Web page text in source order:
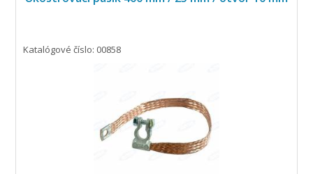
Katalógové číslo: 00858